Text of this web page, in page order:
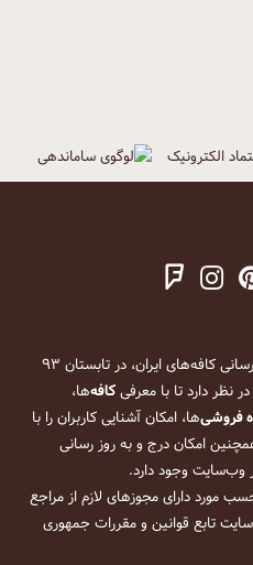
کافه‌یاب به عنوان مرجع معرفی و اطلاع‌رسانی کافه‌های ایران، در تابستان ۹۳
نظر دارد تا با معرفیکافه‌ها،
فروشی‌ها، امکان آشنایی کاربران را با
امکان درج و به روز رسانی
وب‌سایت وجود دارد.
مورد دارای مجوزهای لازم از مراجع
تابع قوانین و مقررات جمهوری